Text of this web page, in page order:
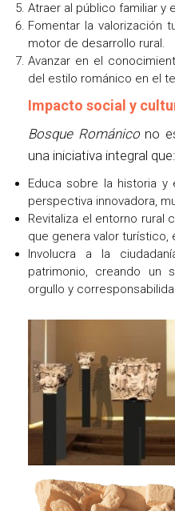
Atraer al público familiar y
Fomentar la valorización
motor de desarrollo rural.
Avanzar en el
del estilo románico en el
Impacto social y
Bosque Románicono
una iniciativa integral que:
Educa sobre la historia
perspectiva innovadora,
Revitaliza el entorno rural
que genera valor
Involucra a la
patrimonio, creando un
orgullo y